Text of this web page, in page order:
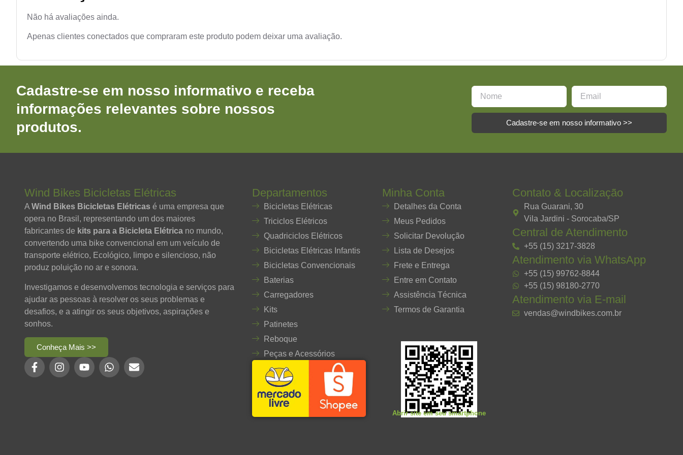
Não há avaliações ainda.
Apenas clientes conectados que compraram este produto podem deixar uma avaliação.
Cadastre-se em nosso informativo e receba
informações relevantes sobre nossos
produtos.
Cadastre-se em nosso informativo >>
Wind Bikes Bicicletas Elétricas
AWind Bikes Bicicletas Elétricas é uma empresa que
opera no Brasil, representando um dos maiores
fabricantes de kits para a Bicicleta Elétrica no mundo,
convertendo uma bike convencional em um veículo de
transporte elétrico, Ecológico, limpo e silencioso, não
produz poluição no ar e sonora.
Investigamos e desenvolvemos tecnologia e serviços para
ajudar as pessoas à resolver os seus problemas e
desafios, e a atingir os seus objetivos, aspirações e
sonhos.
Conheça Mais >>
Departamentos
Bicicletas Elétricas
Triciclos Elétricos
Quadriciclos Elétricos
Bicicletas Elétricas Infantis
Bicicletas Convencionais
Baterias
Carregadores
Kits
Patinetes
Reboque
Peças e Acessórios
Minha Conta
Detalhes da Conta
Meus Pedidos
Solicitar Devolução
Lista de Desejos
Frete e Entrega
Entre em Contato
Assistência Técnica
Termos de Garantia
Abrir site em seu smartphone
Contato & Localização
Rua Guarani, 30
Vila Jardini - Sorocaba/SP
Central de Atendimento
+55 (15) 3217-3828
Atendimento via WhatsApp
+55 (15) 99762-8844
+55 (15) 98180-2770
Atendimento via E-mail
vendas@windbikes.com.br